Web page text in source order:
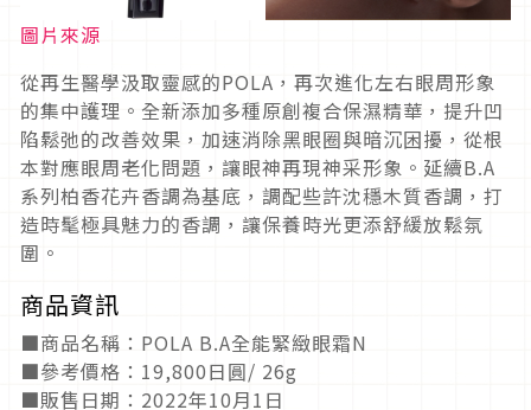
圖片來源
從再生醫學汲取靈感的POLA，再次進化左右眼周形象
的集中護理。全新添加多種原創複合保濕精華，提升凹
陷鬆弛的改善效果，加速消除黑眼圈與暗沉困擾，從根
本對應眼周老化問題，讓眼神再現神采形象。延續B.A
系列柏香花卉香調為基底，調配些許沈穩木質香調，打
造時髦極具魅力的香調，讓保養時光更添舒緩放鬆氛
圍。
商品資訊
■商品名稱：POLA B.A全能緊緻眼霜N
■參考價格：19,800日圓/ 26g
■販售日期：2022年10月1日